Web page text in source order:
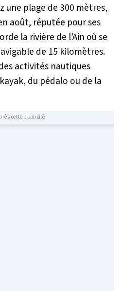
une plage de 300 mètres,
août, réputée pour ses
la rivière de l’Ain où se
de 15 kilomètres.
activités nautiques
du pédalo ou de la
cette publicité